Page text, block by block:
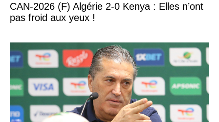
CAN-2026 (F) Algérie 2-0 Kenya : Elles n’ont
pas froid aux yeux !